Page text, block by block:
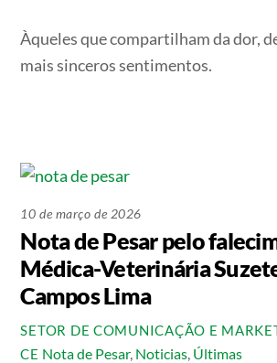
Àqueles que compartilham da dor,
mais sinceros sentimentos.
10 de março de 2026
Nota de Pesar pelo
Médica-Veterinária
Campos Lima
SETOR DE COMUNICAÇÃO E
CE Nota de Pesar, Noticias, Últimas